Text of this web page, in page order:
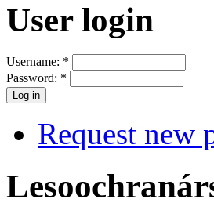
User login
Username: *
Password: *
Request new